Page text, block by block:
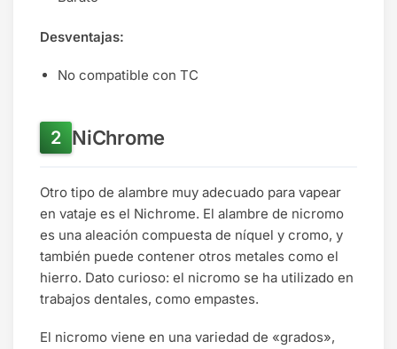
Desventajas:
No compatible con TC
NiChrome
Otro tipo de alambre muy adecuado para vapear
en vataje es el Nichrome. El alambre de nicromo
es una aleación compuesta de níquel y cromo, y
también puede contener otros metales como el
hierro. Dato curioso: el nicromo se ha utilizado en
trabajos dentales, como empastes.
El nicromo viene en una variedad de «grados»,